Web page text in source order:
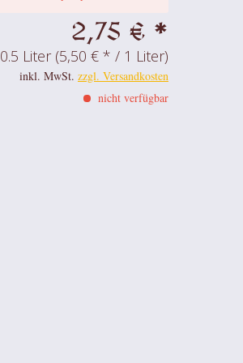
2,75 € *
0.5 Liter (5,50 € * / 1 Liter)
inkl. MwSt. zzgl. Versandkosten
nicht verfügbar